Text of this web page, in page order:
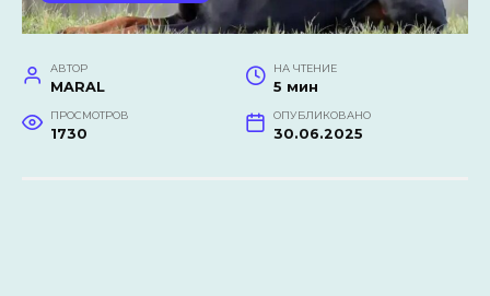
АВТОР
MARAL
НА ЧТЕНИЕ
5 мин
ПРОСМОТРОВ
1730
ОПУБЛИКОВАНО
30.06.2025